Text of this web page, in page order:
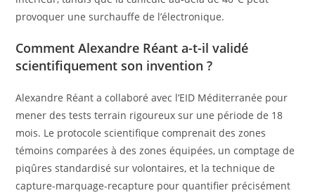
provoquer une surchauffe de l’électronique.
Comment Alexandre Réant a-t-il validé
scientifiquement son invention ?
Alexandre Réant a collaboré avec l’EID Méditerranée pour
mener des tests terrain rigoureux sur une période de 18
mois. Le protocole scientifique comprenait des zones
témoins comparées à des zones équipées, un comptage de
piqûres standardisé sur volontaires, et la technique de
capture-marquage-recapture pour quantifier précisément